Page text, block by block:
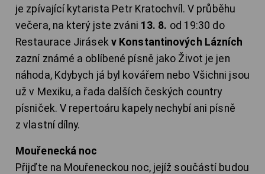
je zpívající kytarista Petr Kratochvíl. V průběhu
večera, na který jste zváni 13. 8. od 19:30 do
Restaurace Jirásek v Konstantinových Lázních
zazní známé a oblíbené písně jako Život je jen
náhoda, Kdybych já byl kovářem nebo Všichni jsou
už v Mexiku, a řada dalších českých country
písniček. V repertoáru kapely nechybí ani písně
z vlastní dílny.
Mouřenecká noc
Přijďte na Mouřeneckou noc, jejíž součástí budou